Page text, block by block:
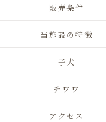
販売条件
当施設の特徴
子犬
チワワ
アクセス